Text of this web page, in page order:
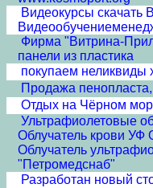
Видеокурсы скачать
Фирма "Витрина-
панели из пластика
покупаем неликвиды
Продажа
Отдых на Чёрном
Ультрафиолетовые
Облучатель крови УФ
Облучатель
"Петромедснаб"
Разработан новый